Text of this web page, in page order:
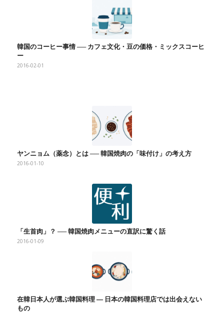
韓国のコーヒー事情 ── カフェ文化・豆の価格・ミックスコーヒ
ー
2016-02-01
ヤンニョム（薬念）とは ── 韓国焼肉の「味付け」の考え方
2016-01-10
「生首肉」？ ── 韓国焼肉メニューの直訳に驚く話
2016-01-09
在韓日本人が選ぶ韓国料理 ― 日本の韓国料理店では出会えない
もの